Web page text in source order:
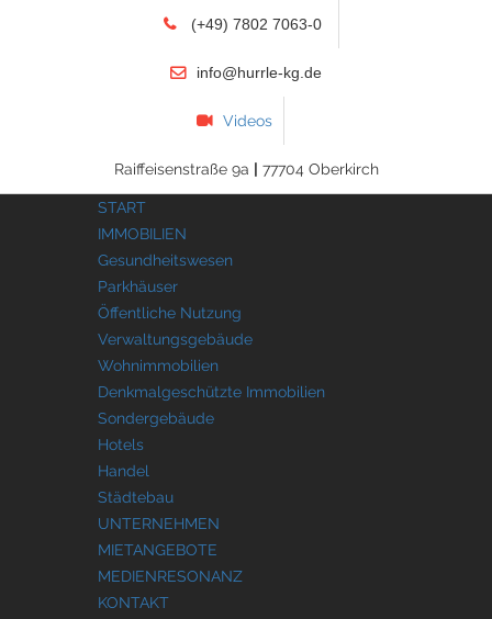
(+49) 7802 7063-0
info@hurrle-kg.de
Videos
Raiffeisenstraße 9a | 77704 Oberkirch
START
IMMOBILIEN
Gesundheitswesen
Parkhäuser
Öffentliche Nutzung
Verwaltungsgebäude
Wohnimmobilien
Denkmalgeschützte Immobilien
Sondergebäude
Hotels
Handel
Städtebau
UNTERNEHMEN
MIETANGEBOTE
MEDIENRESONANZ
KONTAKT